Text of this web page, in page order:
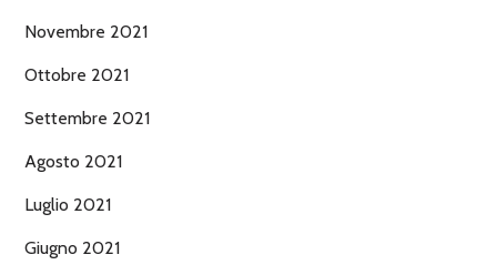
Novembre 2021
Ottobre 2021
Settembre 2021
Agosto 2021
Luglio 2021
Giugno 2021